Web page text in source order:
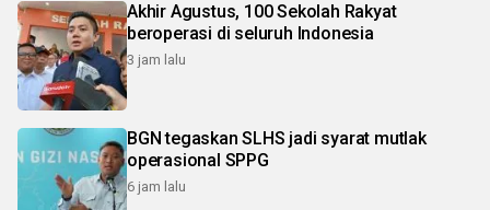
Akhir Agustus, 100 Sekolah Rakyat
beroperasi di seluruh Indonesia
3 jam lalu
BGN tegaskan SLHS jadi syarat mutlak
operasional SPPG
6 jam lalu